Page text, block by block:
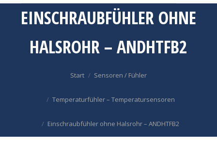
EINSCHRAUBFÜHLER OHNE
HALSROHR – ANDHTFB2
Start Sensoren / Fühler
Temperaturfühler – Temperatursensoren
Einschraubfühler ohne Halsrohr – ANDHTFB2